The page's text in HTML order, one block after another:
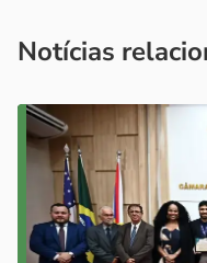
Notícias